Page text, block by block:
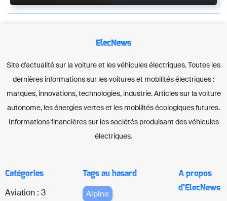
ElecNews
Site d'actualité sur la voiture et les véhicules électriques. Toutes les
dernières informations sur les voitures et mobilités électriques :
marques, innovations, technologies, industrie. Articles sur la voiture
autonome, les énergies vertes et les mobilités écologiques futures.
Informations financières sur les sociétés produisant des véhicules
électriques.
Catégories
Aviation : 3
Tags au hasard
Alpine
A propos
d'ElecNews